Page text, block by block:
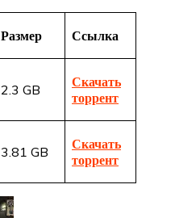
Размер Ссылка
2.3 GB
Скачать
торрент
3.81 GB
Скачать
торрент